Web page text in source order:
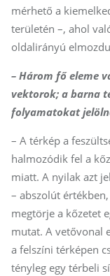
mérhető a
területén –, ahol
oldalirányú
– Három fő eleme
vektorok; a barna
folyamatokat
– A térkép a
halmozódik fel a
miatt. A nyilak azt
– abszolút
megtörje a kőzetet
mutat. A vetővonal
a felszíni térképen
tényleg egy térbeli